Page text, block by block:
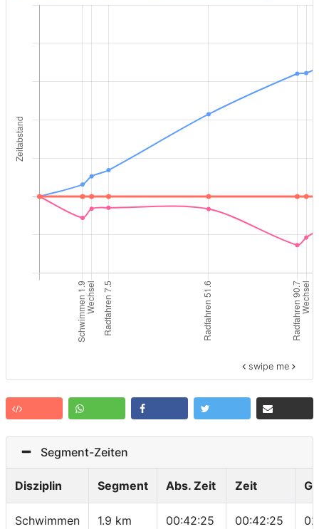
swipe me
Segment-Zeiten
Disziplin Segment Abs. Zeit Zeit
Schwimmen 1.9 km 00:42:25 00:42:25